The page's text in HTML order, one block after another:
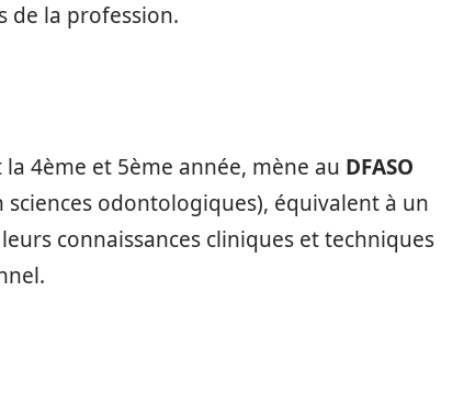
de la profession.
4ème et 5ème année, mène au DFASO
odontologiques), équivalent à un
connaissances cliniques et techniques